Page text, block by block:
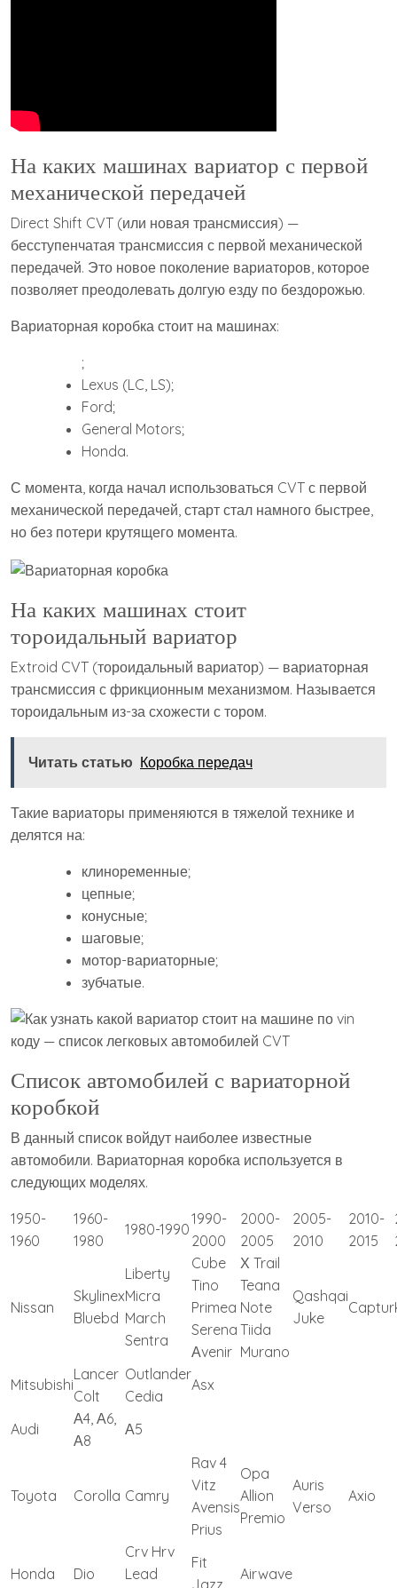
На каких машинах вариатор с первой
механической передачей
Direct Shift CVT (или новая трансмиссия) —
бесступенчатая трансмиссия с первой механической
передачей. Это новое поколение вариаторов, которое
позволяет преодолевать долгую езду по бездорожью.
Вариаторная коробка стоит на машинах:
;
Lexus (LC, LS);
Ford;
General Motors;
Honda.
С момента, когда начал использоваться CVT с первой
механической передачей, старт стал намного быстрее,
но без потери крутящего момента.
На каких машинах стоит
тороидальный вариатор
Extroid CVT (тороидальный вариатор) — вариаторная
трансмиссия с фрикционным механизмом. Называется
тороидальным из-за схожести с тором.
Читать статью Коробка передач
Такие вариаторы применяются в тяжелой технике и
делятся на:
клиноременные;
цепные;
конусные;
шаговые;
мотор-вариаторные;
зубчатые.
Список автомобилей с вариаторной
коробкой
В данный список войдут наиболее известные
автомобили. Вариаторная коробка используется в
следующих моделях.
1950-
1960
1960-
1980
1980-1990
1990-
2000
2000-
2005
2005-
2010
2010-
2015
Nissan
Skylinex
Bluebd
Liberty
Micra
March
Sentra
Cube
Tino
Primea
Serena
Аvenir
Х Trail
Teana
Note
Tiida
Murano
Qashqai
Juke
Captur
Mitsubishi
Lancer
Colt
Outlander
Cedia
Asx
Audi
А4, А6,
А8
А5
Toyota Corolla Camry
Rav 4
Vitz
Avensis
Prius
Opa
Allion
Premio
Auris
Verso
Axio
Honda Dio
Crv Hrv
Lead
Fit
Jazz
Airwave